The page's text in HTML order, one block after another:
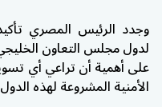
وجدد الرئيس المصري
لدولمجلس التعاون
على أهمية أن تراعي أي
الأمنية المشروعة لهذه